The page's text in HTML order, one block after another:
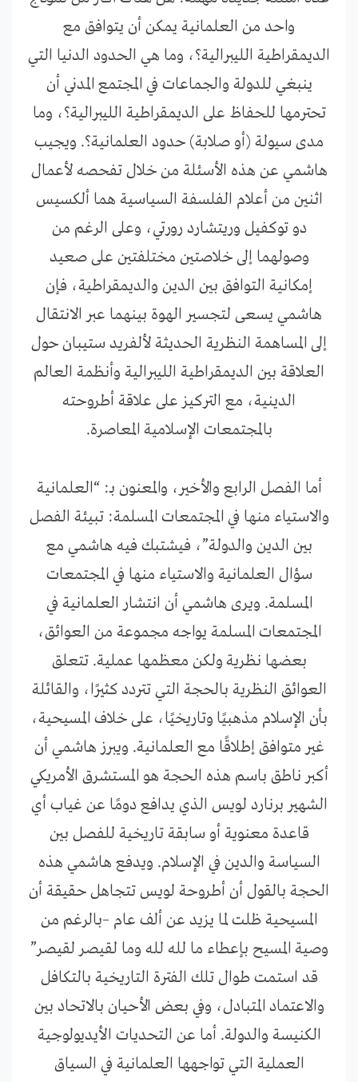
واحد من العلمانية يمكن أن يتوافق مع
الديمقراطية الليبرالية؟، وما هي الحدود الدنيا التي
ينبغي للدولة والجماعات في المجتمع المدني أن
تحترمها للحفاظ على الديمقراطية الليبرالية؟، وما
مدى سيولة (أو صلابة) حدود العلمانية؟. ويجيب
هاشمي عن هذه الأسئلة من خلال تفحصه لأعمال
اثنين من أعلام الفلسفة السياسية هما ألكسيس
دو توكفيل وريتشارد رورتي، وعلى الرغم من
وصولهما إلى خلاصتين مختلفتين على صعيد
إمكانية التوافق بين الدين والديمقراطية، فإن
هاشمي يسعى لتجسير الهوة بينهما عبر الانتقال
إلى المساهمة النظرية الحديثة لألفريد ستيبان حول
العلاقة بين الديمقراطية الليبرالية وأنظمة العالم
الدينية، مع التركيز على علاقة أطروحته
بالمجتمعات الإسلامية المعاصرة.
أما الفصل الرابع والأخير، والمعنون بـ: “العلمانية
والاستياء منها في المجتمعات المسلمة: تبيئة الفصل
بين الدين والدولة”، فيشتبك فيه هاشمي مع
سؤال العلمانية والاستياء منها في المجتمعات
المسلمة. ويرى هاشمي أن انتشار العلمانية في
المجتمعات المسلمة يواجه مجموعة من العوائق،
بعضها نظرية ولكن معظمها عملية. تتعلق
العوائق النظرية بالحجة التي تتردد كثيرًا، والقائلة
بأن الإسلام مذهبيًا وتاريخيًا، على خلاف المسيحية،
غير متوافق إطلاقًا مع العلمانية. ويبرز هاشمي أن
أكبر ناطق باسم هذه الحجة هو المستشرق الأمريكي
الشهير برنارد لويس الذي يدافع دومًا عن غياب أي
قاعدة معنوية أو سابقة تاريخية للفصل بين
السياسة والدين في الإسلام. ويدفع هاشمي هذه
الحجة بالقول أن أطروحة لويس تتجاهل حقيقة أن
المسيحية ظلت لما يزيد عن ألف عام –بالرغم من
وصية المسيح بإعطاء ما لله لله وما لقيصر لقيصر”
قد استمت طوال تلك الفترة التاريخية بالتكافل
والاعتماد المتبادل، وفي بعض الأحيان بالاتحاد بين
الكنيسة والدولة. أما عن التحديات الأيديولوجية
العملية التي تواجهها العلمانية في السياق